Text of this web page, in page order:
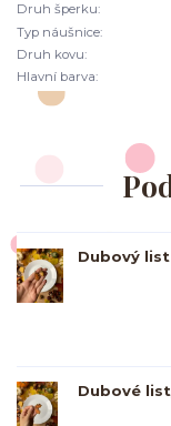
Druh šperku:
Typ náušnice:
Druh kovu:
Hlavní barva:
Dubový
Dubové